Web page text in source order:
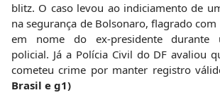
blitz. O caso levou ao indiciamento de
na segurança de Bolsonaro, flagrado
em nome do ex-presidente durante
policial. Já a Polícia Civil do DF avaliou
cometeu crime por manter registro
Brasil e g1)